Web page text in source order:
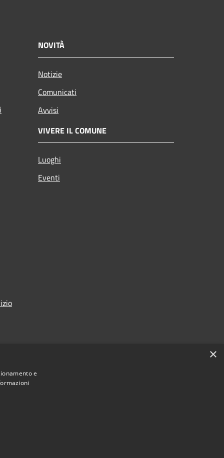
NOVITÀ
Notizie
Comunicati
Avvisi
VIVERE IL COMUNE
Luoghi
Eventi
×
e